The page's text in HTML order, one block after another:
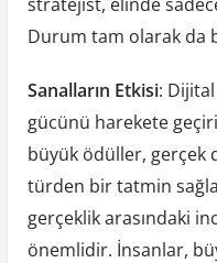
Durum tam olarak da
Sanalların Etkisi:
gücünü harekete
büyük ödüller, gerçek
türden bir tatmin
gerçeklik arasındaki
önemlidir. İnsanlar,